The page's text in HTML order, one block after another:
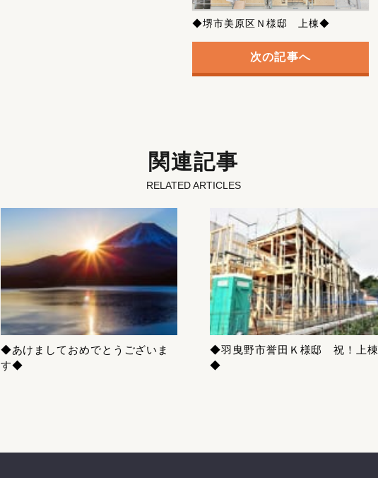
◆堺市美原区Ｎ様邸 上棟◆
次の記事へ
関連記事
RELATED ARTICLES
◆あけましておめでとうございま
す◆
◆羽曳野市誉田Ｋ様邸 祝！上棟
◆